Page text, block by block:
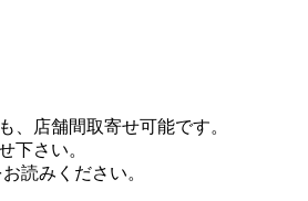
、店舗間取寄せ可能です。
下さい。
読みください。